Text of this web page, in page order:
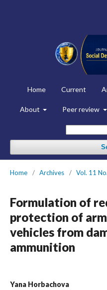
Home Current
About Peer review
Home / Archives / Vol. 11
Formulation of
protection of
vehicles from
ammunition
Yana Horbachova